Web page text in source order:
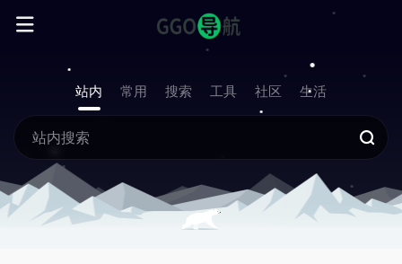
站内 常用 搜索 工具 社区 生活